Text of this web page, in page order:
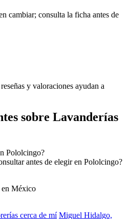
cambiar; consulta la ficha antes de
y valoraciones ayudan a
sobre Lavanderías
Pololcingo?
antes de elegir en Pololcingo?
en México
cerca de mí Miguel Hidalgo,